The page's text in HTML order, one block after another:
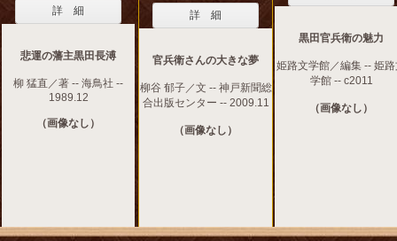
詳 細
悲運の藩主黒田長溥
柳 猛直／著 -- 海鳥社 --
1989.12
（画像なし）
詳 細
官兵衛さんの大きな夢
柳谷 郁子／文 -- 神戸新聞総
合出版センター -- 2009.11
（画像なし）
黒田官兵衛の魅力
姫路文学館／編集 -- 姫
学館 -- c2011
（画像なし）